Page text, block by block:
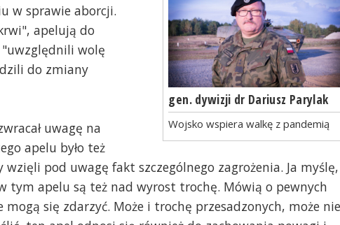
gen. dywizji dr Dariusz Parylak
Wojsko wspiera walkę z pandemią
w sprawie aborcji.
apelują do
wolę
do zmiany
uwagę na
apelu było też
pod uwagę fakt szczególnego zagrożenia. Ja myślę,
tym apelu są też nad wyrost trochę. Mówią o pewnych
się zdarzyć. Może i trochę przesadzonych, może